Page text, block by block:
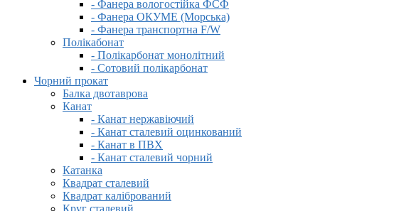
- Фанера вологостійка ФСФ
- Фанера ОКУМЕ (Морська)
- Фанера транспортна F/W
Полікабонат
- Полікарбонат монолітний
- Сотовий полікарбонат
Чорний прокат
Балка двотаврова
Канат
- Канат нержавіючий
- Канат сталевий оцинкований
- Канат в ПВХ
- Канат сталевий чорний
Катанка
Квадрат сталевий
Квадрат калібрований
Круг сталевий